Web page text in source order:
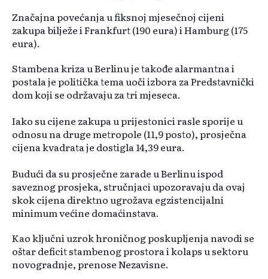
Značajna povećanja u fiksnoj mjesečnoj cijeni
zakupa bilježe i Frankfurt (190 eura) i Hamburg (175
eura).
Stambena kriza u Berlinu je takođe alarmantna i
postala je politička tema uoči izbora za Predstavnički
dom koji se održavaju za tri mjeseca.
Iako su cijene zakupa u prijestonici rasle sporije u
odnosu na druge metropole (11,9 posto), prosječna
cijena kvadrata je dostigla 14,39 eura.
Budući da su prosječne zarade u Berlinu ispod
saveznog prosjeka, stručnjaci upozoravaju da ovaj
skok cijena direktno ugrožava egzistencijalni
minimum većine domaćinstava.
Kao ključni uzrok hroničnog poskupljenja navodi se
oštar deficit stambenog prostora i kolaps u sektoru
novogradnje, prenose Nezavisne.